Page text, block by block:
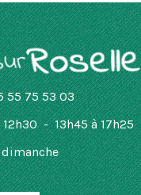
55 75 53 03
- 13h45 à 17h25